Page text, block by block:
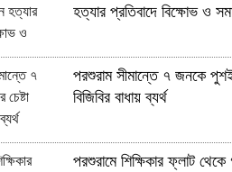
হত্যার প্রতিবাদে বিক্ষোভ ও
পরশুরাম সীমান্তে ৭ জনকে
বিজিবির বাধায় ব্যর্থ
পরশুরামে শিক্ষিকার ফ্লাট থেকে